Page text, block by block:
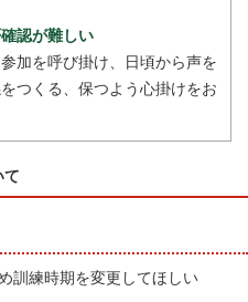
認が難しい
加を呼び掛け、日頃から声を
つくる、保つよう心掛けをお
て
訓練時期を変更してほしい